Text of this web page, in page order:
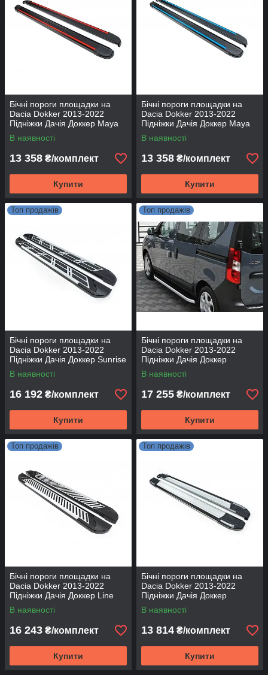
Бічні пороги площадки на
Dacia Dokker 2013-2022
Підніжки Дачія Доккер Maya
Red
В наявності
13 358 ₴/комплект
Купити
Бічні пороги площадки на
Dacia Dokker 2013-2022
Підніжки Дачія Доккер Maya
Blue
В наявності
13 358 ₴/комплект
Купити
Топ продажів
Бічні пороги площадки на
Dacia Dokker 2013-2022
Підніжки Дачія Доккер Sunrise
В наявності
16 192 ₴/комплект
Купити
Топ продажів
Бічні пороги площадки на
Dacia Dokker 2013-2022
Підніжки Дачія Доккер
Fullmond
В наявності
17 255 ₴/комплект
Купити
Топ продажів
Бічні пороги площадки на
Dacia Dokker 2013-2022
Підніжки Дачія Доккер Line
В наявності
16 243 ₴/комплект
Купити
Топ продажів
Бічні пороги площадки на
Dacia Dokker 2013-2022
Підніжки Дачія Доккер
Rainbow
В наявності
13 814 ₴/комплект
Купити